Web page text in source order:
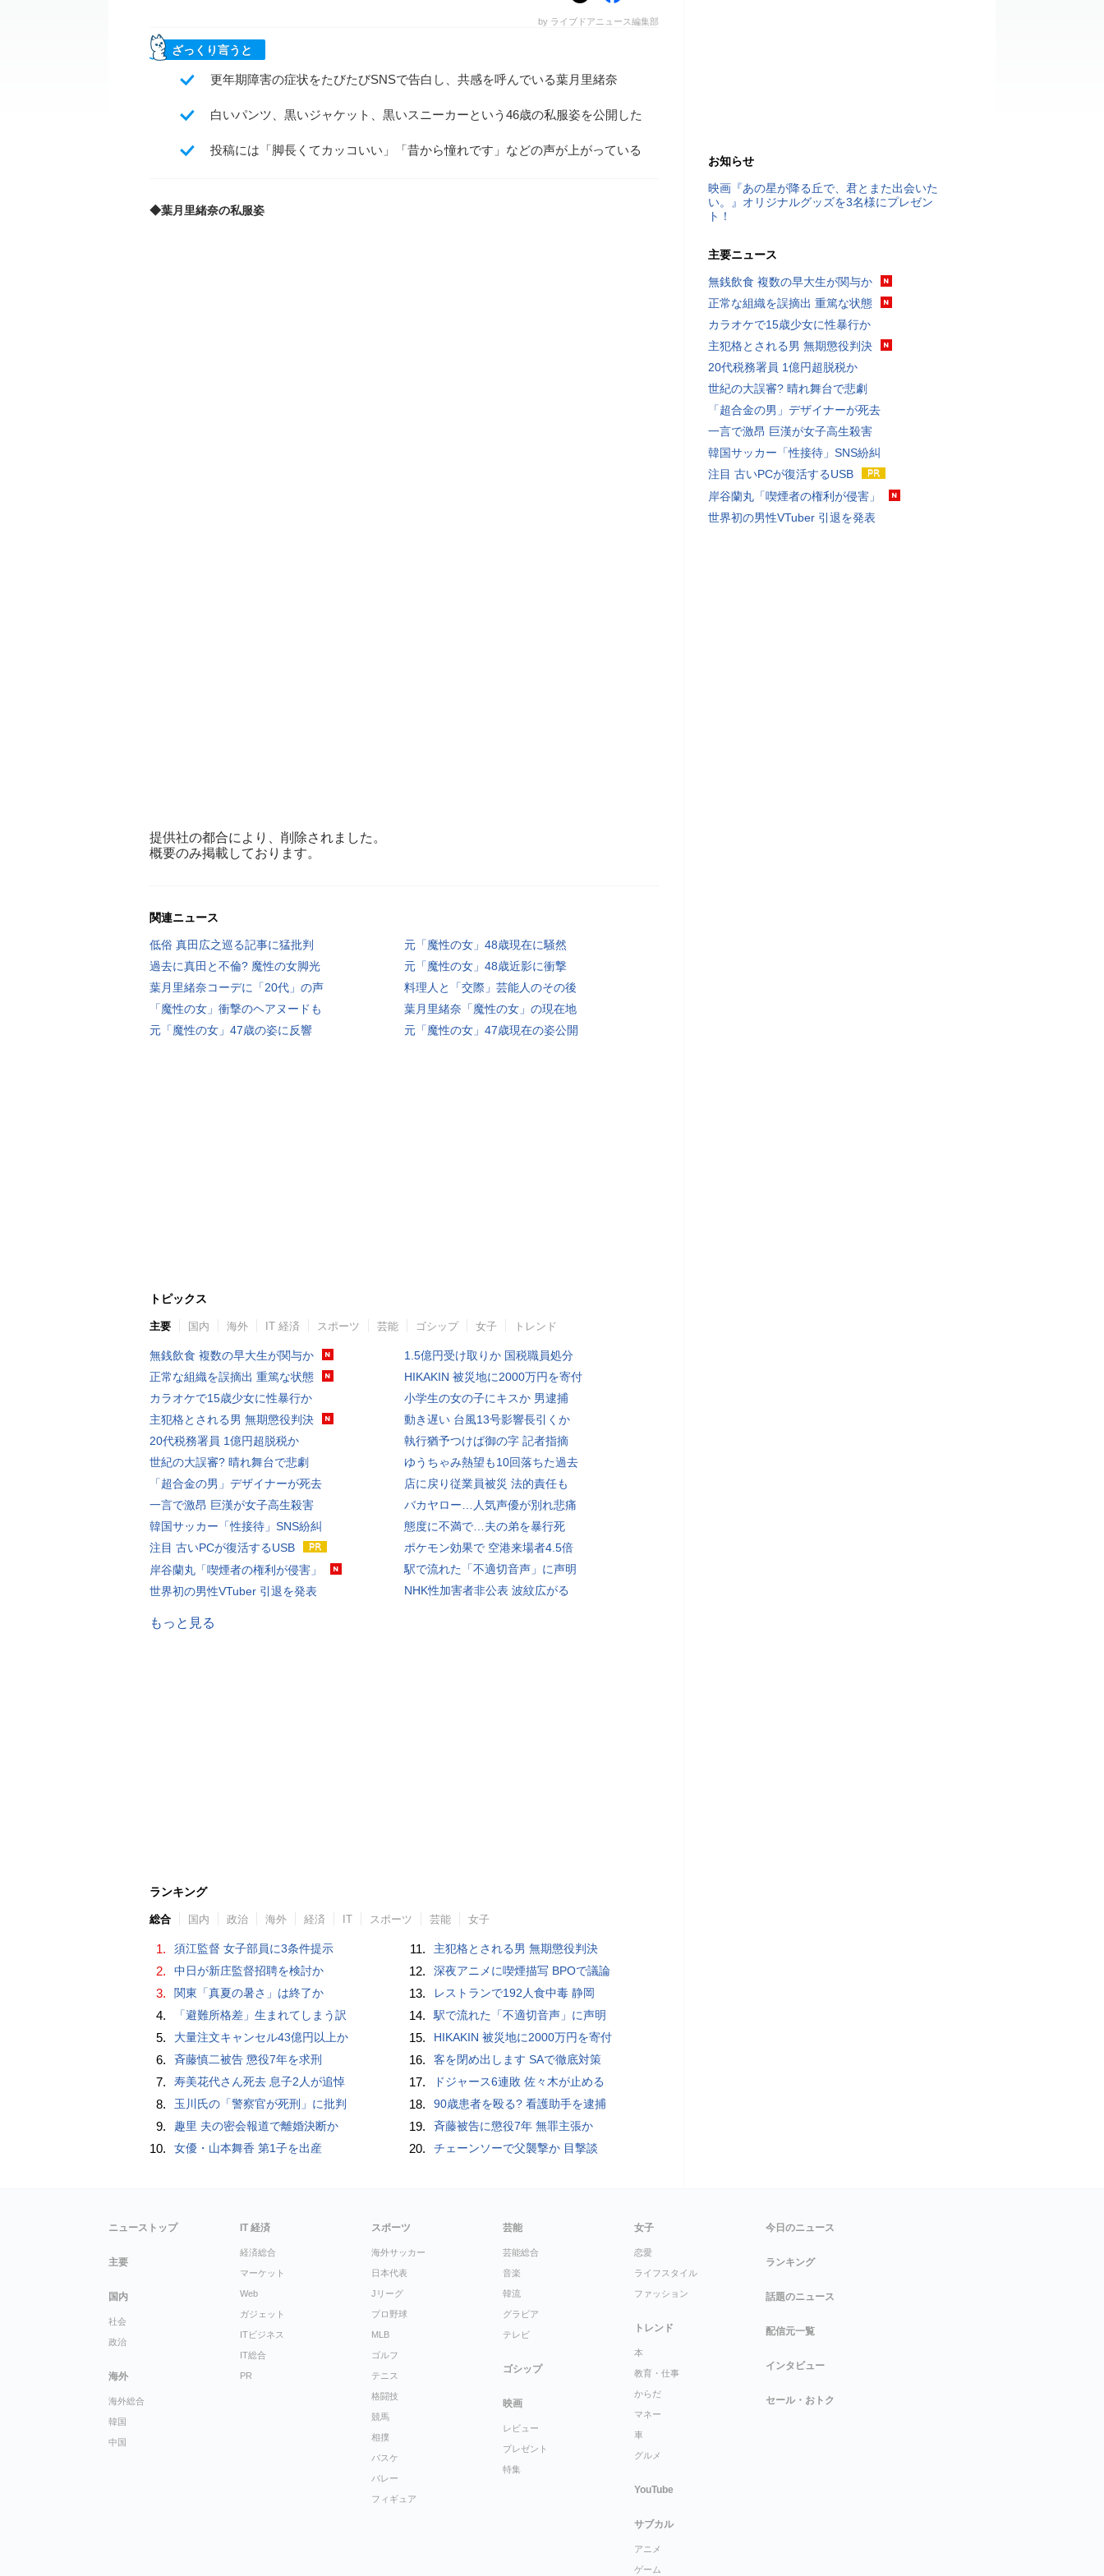
by ライブドアニュース編集部
ざっくり言うと
更年期障害の症状をたびたびSNSで告白し、共感を呼んでいる葉月里緒奈
白いパンツ、黒いジャケット、黒いスニーカーという46歳の私服姿を公開した
投稿には「脚長くてカッコいい」「昔から憧れです」などの声が上がっている
◆葉月里緒奈の私服姿
提供社の都合により、削除されました。
概要のみ掲載しております。
関連ニュース
低俗 真田広之巡る記事に猛批判
元「魔性の女」48歳現在に騒然
過去に真田と不倫? 魔性の女脚光
元「魔性の女」48歳近影に衝撃
葉月里緒奈コーデに「20代」の声
料理人と「交際」芸能人のその後
「魔性の女」衝撃のヘアヌードも
葉月里緒奈「魔性の女」の現在地
元「魔性の女」47歳の姿に反響
元「魔性の女」47歳現在の姿公開
トピックス
主要 国内 海外 IT 経済 スポーツ 芸能 ゴシップ 女子 トレンド
無銭飲食 複数の早大生が関与か
正常な組織を誤摘出 重篤な状態
カラオケで15歳少女に性暴行か
主犯格とされる男 無期懲役判決
20代税務署員 1億円超脱税か
世紀の大誤審? 晴れ舞台で悲劇
「超合金の男」デザイナーが死去
一言で激昂 巨漢が女子高生殺害
韓国サッカー「性接待」SNS紛糾
注目 古いPCが復活するUSB
岸谷蘭丸「喫煙者の権利が侵害」
世界初の男性VTuber 引退を発表
1.5億円受け取りか 国税職員処分
HIKAKIN 被災地に2000万円を寄付
小学生の女の子にキスか 男逮捕
動き遅い 台風13号影響長引くか
執行猶予つけば御の字 記者指摘
ゆうちゃみ熱望も10回落ちた過去
店に戻り従業員被災 法的責任も
バカヤロー…人気声優が別れ悲痛
態度に不満で…夫の弟を暴行死
ポケモン効果で 空港来場者4.5倍
駅で流れた「不適切音声」に声明
NHK性加害者非公表 波紋広がる
もっと見る
ランキング
総合 国内 政治 海外 経済 IT スポーツ 芸能 女子
1. 須江監督 女子部員に3条件提示
2. 中日が新庄監督招聘を検討か
3. 関東「真夏の暑さ」は終了か
4. 「避難所格差」生まれてしまう訳
5. 大量注文キャンセル43億円以上か
6. 斉藤慎二被告 懲役7年を求刑
7. 寿美花代さん死去 息子2人が追悼
8. 玉川氏の「警察官が死刑」に批判
9. 趣里 夫の密会報道で離婚決断か
10. 女優・山本舞香 第1子を出産
11. 主犯格とされる男 無期懲役判決
12. 深夜アニメに喫煙描写 BPOで議論
13. レストランで192人食中毒 静岡
14. 駅で流れた「不適切音声」に声明
15. HIKAKIN 被災地に2000万円を寄付
16. 客を閉め出します SAで徹底対策
17. ドジャース6連敗 佐々木が止める
18. 90歳患者を殴る? 看護助手を逮捕
19. 斉藤被告に懲役7年 無罪主張か
20. チェーンソーで父襲撃か 目撃談
お知らせ
映画『あの星が降る丘で、君とまた出会いた
い。』オリジナルグッズを3名様にプレゼン
ト！
主要ニュース
無銭飲食 複数の早大生が関与か
正常な組織を誤摘出 重篤な状態
カラオケで15歳少女に性暴行か
主犯格とされる男 無期懲役判決
20代税務署員 1億円超脱税か
世紀の大誤審? 晴れ舞台で悲劇
「超合金の男」デザイナーが死去
一言で激昂 巨漢が女子高生殺害
韓国サッカー「性接待」SNS紛糾
注目 古いPCが復活するUSB
岸谷蘭丸「喫煙者の権利が侵害」
世界初の男性VTuber 引退を発表
ニューストップ
主要
国内
社会
政治
海外
海外総合
韓国
中国
IT 経済
経済総合
マーケット
Web
ガジェット
ITビジネス
IT総合
PR
スポーツ
海外サッカー
日本代表
Jリーグ
プロ野球
MLB
ゴルフ
テニス
格闘技
競馬
相撲
バスケ
バレー
フィギュア
芸能
芸能総合
音楽
韓流
グラビア
テレビ
ゴシップ
映画
レビュー
プレゼント
特集
女子
恋愛
ライフスタイル
ファッション
トレンド
本
教育・仕事
からだ
マネー
車
グルメ
YouTube
サブカル
アニメ
ゲーム
今日のニュース
ランキング
話題のニュース
配信元一覧
インタビュー
セール・おトク